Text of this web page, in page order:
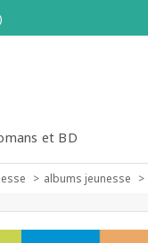
et BD
albums jeunesse